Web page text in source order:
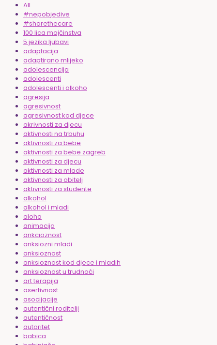
All
#nepobjedive
#sharethecare
100 lica majčinstva
5 jezika ljubavi
adaptacija
adaptirano mlijeko
adolescencija
adolescenti
adolescenti i alkoho
agresija
agresivnost
agresivnost kod djece
akrivnosti za djecu
aktivnosti na trbuhu
aktivnosti za bebe
aktivnosti za bebe zagreb
aktivnosti za djecu
aktivnosti za mlade
aktivnosti za obitelj
aktivnosti za studente
alkohol
alkohol i mladi
aloha
animacija
ankcioznost
anksiozni mladi
anksioznost
anksioznost kod djece i mladih
anksioznost u trudnoći
art terapija
asertivnost
asocijacije
autentični roditelji
autentičnost
autoritet
babica